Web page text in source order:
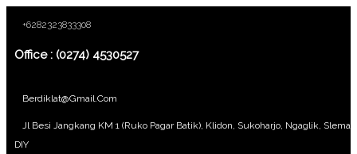
+6282323833308
Office : (0274) 4530527
Berdiklat@gmail.com
Jl Besi Jangkang KM 1 (Ruko Pagar Batik), Klidon, Sukoharjo, Ngaglik,
DIY